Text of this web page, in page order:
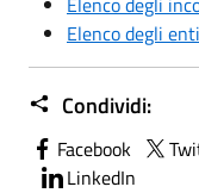
Elenco degli
Condividi:
Facebook
LinkedIn